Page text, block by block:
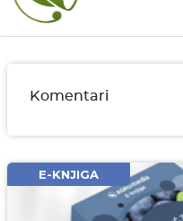
Komentari
Email* obavezno
Komentar* obavezno
E-KNJIGA